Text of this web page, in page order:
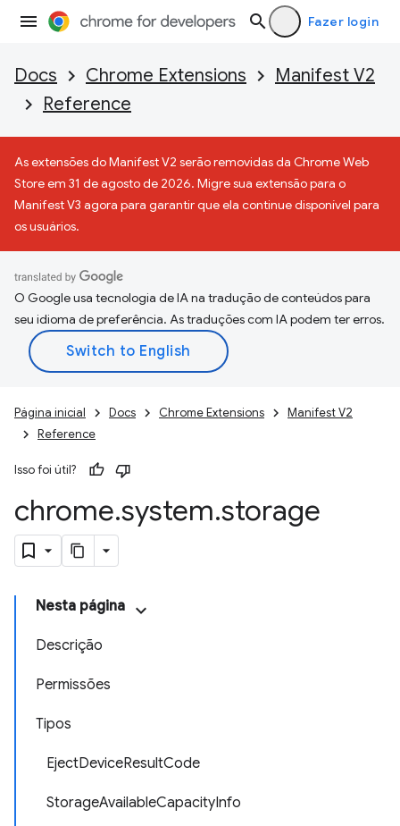
Fazer login
Docs Chrome Extensions
Manifest V2
Reference
As extensões do Manifest V2 serão removidas da Chrome Web
Store em 31 de agosto de 2026. Migre sua extensão para o
Manifest V3 agora para garantir que ela continue disponível para
os usuários.
O Google usa tecnologia de IA na tradução de conteúdos para
seu idioma de preferência. As traduções com IA podem ter erros.
Página inicial Docs Chrome Extensions
Manifest V2
Reference
Isso foi útil?
chrome.system.storage
Nesta página
Descrição
Permissões
Tipos
EjectDeviceResultCode
StorageAvailableCapacityInfo